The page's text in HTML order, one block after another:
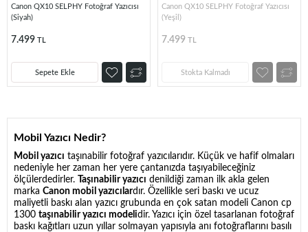
Canon QX10 SELPHY Fotoğraf Yazıcısı
(Siyah)
7.499 TL
Sepete Ekle
Canon QX10 SELPHY Fotoğraf Yazıcısı
(Yeşil)
7.499 TL
Stokta Kalmadı
Mobil Yazıcı Nedir?
Mobil yazıcı taşınabilir fotoğraf yazıcılarıdır. Küçük ve hafif olmaları
nedeniyle her zaman her yere çantanızda taşıyabileceğiniz
ölçülerdedirler. Taşınabilir yazıcı denildiği zaman ilk akla gelen
marka Canon mobil yazıcılardır. Özellikle seri baskı ve ucuz
maliyetli baskı alan yazıcı grubunda en çok satan modeli Canon cp
1300 taşınabilir yazıcı modelidir. Yazıcı için özel tasarlanan fotoğraf
baskı kağıtları uzun yıllar solmayan yapısıyla anı fotoğraflarını basılı